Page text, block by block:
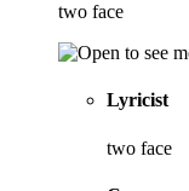
two face
Lyricist
two face